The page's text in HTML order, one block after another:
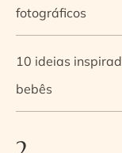
fotográficos
10 ideias
bebês